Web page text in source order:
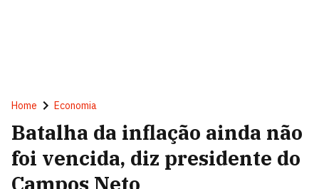
Home Economia
Batalha da inflação ainda não
foi vencida, diz presidente do
Campos Neto